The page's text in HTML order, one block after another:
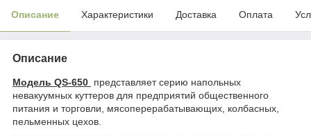
Описание Характеристики Доставка Оплата
Описание
Модель QS-650 представляет серию напольных
невакуумных куттеров для предприятий общественного
питания и торговли, мясоперерабатывающих, колбасных,
пельменных цехов.